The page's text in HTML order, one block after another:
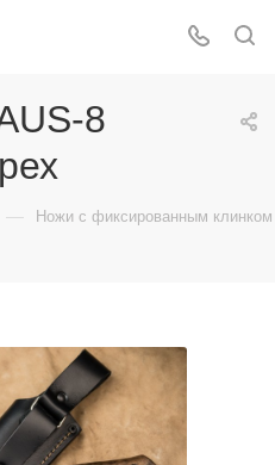
8
— Ножи с фиксированным клинком